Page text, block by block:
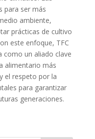
para ser más
ambiente,
prácticas de cultivo
este enfoque, TFC
como un aliado clave
alimentario más
el respeto por la
para garantizar
generaciones.